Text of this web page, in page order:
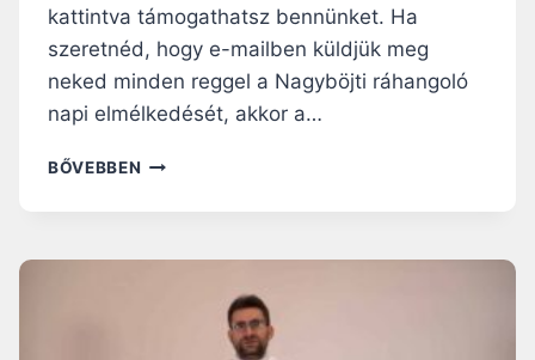
kattintva támogathatsz bennünket. Ha
szeretnéd, hogy e-mailben küldjük meg
neked minden reggel a Nagyböjti ráhangoló
napi elmélkedését, akkor a…
BŐVEBBEN BŰN
NAGYBÖJTI